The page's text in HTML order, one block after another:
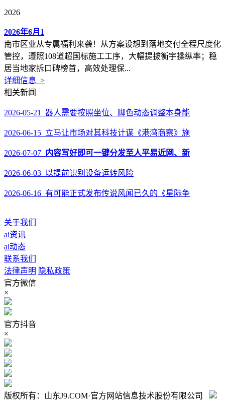
2026
2026年6月1
南市区业从专属福利来袭！从方案设想到落地交付全程尺度化
管控，遵照108道超国标施工工序，大幅提拔衡宇操纵率；稳
居当地家拆口碑榜首，高效处理保...
详细信息 >
相关新闻
2026-05-21 器人需要按照坐位、脚色动态调整本身能
2026-06-15 立马让市场对其科技计谋《港湾商察》施
2026-07-07 内容写好即可一键分发至人平易近网、新
2026-06-03 以提前识别设备运转风险
2026-06-16 有可能正式发布传说风闻已久的《星际争
关于我们
ai资讯
ai动态
联系我们
法律声明 隐私政策
官方微信
×
官方抖音
×
版权所有：山东J9.COM·官方网站信息技术股份有限公司